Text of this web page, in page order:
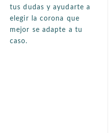
tus dudas y ayudarte a
elegir la corona que
mejor se adapte a tu
caso.